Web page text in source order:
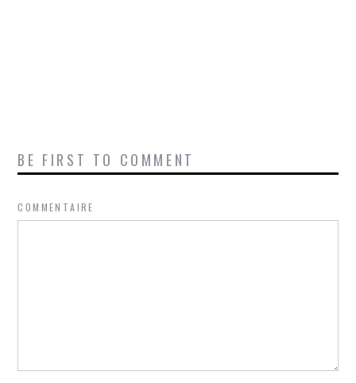
BE FIRST TO COMMENT
COMMENTAIRE